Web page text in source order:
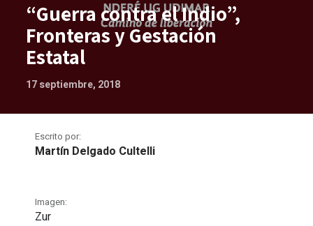
“Guerra contra el Indio”,
Fronteras y Gestación
Estatal
17 septiembre, 2018
Escrito por:
Martín Delgado Cultelli
Imagen:
Zur